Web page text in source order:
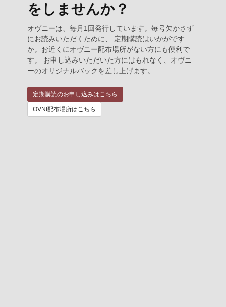
をしませんか？
オヴニーは、毎月1回発行しています。毎号欠かさず
にお読みいただくために、 定期購読はいかがです
か。お近くにオヴニー配布場所がない方にも便利で
す。 お申し込みいただいた方にはもれなく、オヴニ
ーのオリジナルバックを差し上げます。
定期購読のお申し込みはこちら
OVNI配布場所はこちら